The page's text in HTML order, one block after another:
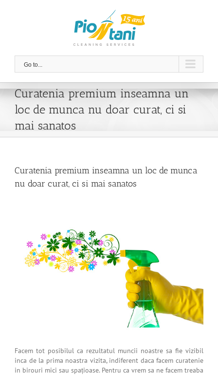
Go to...
Curatenia premium inseamna un
loc de munca nu doar curat, ci si
mai sanatos
Curatenia premium inseamna un loc de munca
nu doar curat, ci si mai sanatos
Facem tot posibilul ca rezultatul muncii noastre sa fie vizibil
inca de la prima noastra vizita, indiferent daca facem curatenie
in birouri mici sau spațioase. Pentru ca vrem sa ne facem treaba